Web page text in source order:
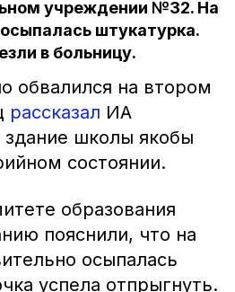
учреждении №32. На
штукатурка.
в больницу.
обвалился на втором
рассказал ИА
школы якобы
состоянии.
образования
пояснили, что на
осыпалась
успела отпрыгнуть.